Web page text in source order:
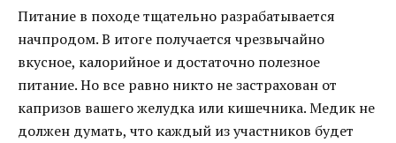
Питание в походе тщательно разрабатывается
начпродом. В итоге получается чрезвычайно
вкусное, калорийное и достаточно полезное
питание. Но все равно никто не застрахован от
капризов вашего желудка или кишечника. Медик не
должен думать, что каждый из участников будет